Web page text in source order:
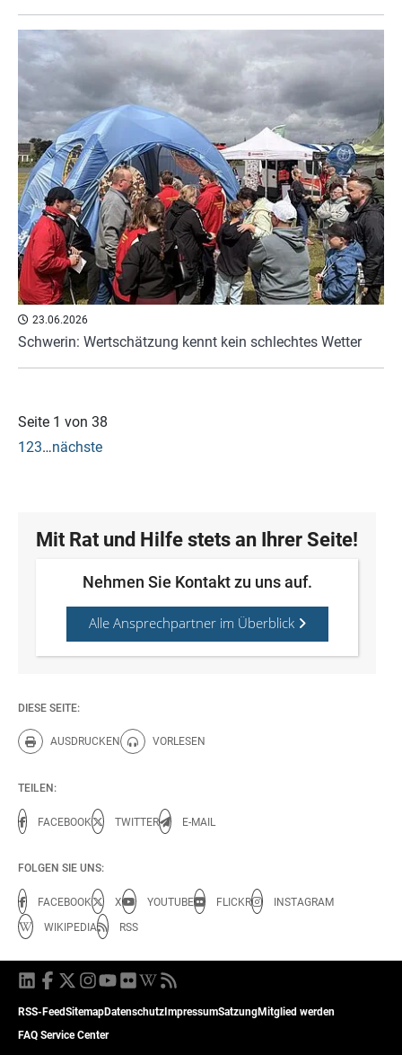
23.06.2026
Schwerin: Wertschätzung kennt kein schlechtes Wetter
Seite 1 von 38
123…nächste
Mit Rat und Hilfe stets an Ihrer Seite!
Nehmen Sie Kontakt zu uns auf.
Alle Ansprechpartner im Überblick
DIESE SEITE:
AUSDRUCKEN
Diese Seite drucken.
VORLESEN
Diese Seite vorlesen.
TEILEN:
FACEBOOK TWITTER E-MAIL
FOLGEN SIE UNS:
FACEBOOK X YOUTUBE FLICKR
INSTAGRAM
WIKIPEDIA
RSS
RSS-FeedSitemapDatenschutz ImpressumSatzungMitglied werden
FAQ Service Center